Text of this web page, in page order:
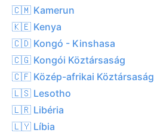
🇨🇲 Kamerun
🇰🇪 Kenya
🇨🇩 Kongó - Kinshasa
🇨🇬 Kongói Köztársaság
🇨🇫 Közép-afrikai Köztársaság
🇱🇸 Lesotho
🇱🇷 Libéria
🇱🇾 Líbia